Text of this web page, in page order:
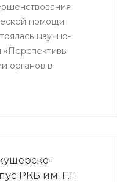
помощи
научно-
«Перспективы
органов в
РКБ им. Г.Г.